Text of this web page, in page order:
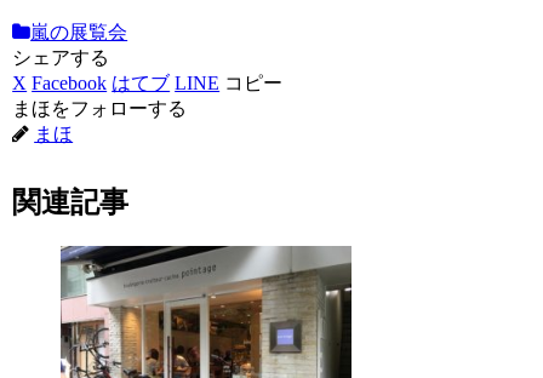
嵐の展覧会
シェアする
X Facebook はてブ LINE コピー
まほをフォローする
まほ
関連記事